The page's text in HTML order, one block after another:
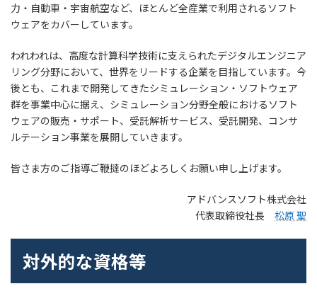
力・自動車・宇宙航空など、ほとんど全産業で利用されるソフト
ウェアをカバーしています。
われわれは、高度な計算科学技術に支えられたデジタルエンジニア
リング分野において、世界をリードする企業を目指しています。今
後とも、これまで開発してきたシミュレーション・ソフトウェア
群を事業中心に据え、シミュレーション分野全般におけるソフト
ウェアの販売・サポート、受託解析サービス、受託開発、コンサ
ルテーション事業を展開していきます。
皆さま方のご指導ご鞭撻のほどよろしくお願い申し上げます。
アドバンスソフト株式会社
代表取締役社長 松原 聖
対外的な資格等